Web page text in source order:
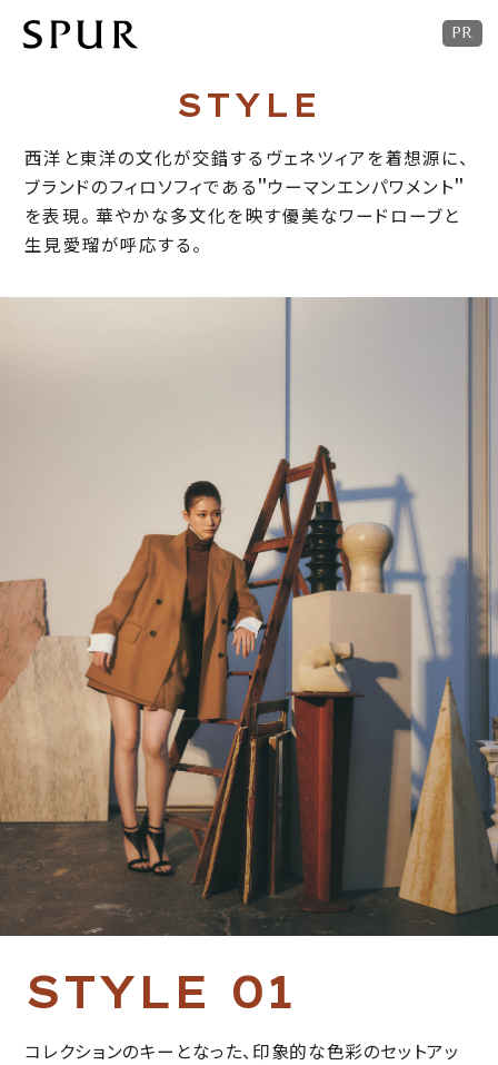
STYLE
西洋と東洋の文化が交錯するヴェネツィアを着想源に、
ブランドのフィロソフィである＂ウーマンエンパワメント＂
を表現。 華やかな多文化を映す優美なワードローブと
生見愛瑠が呼応する。
STYLE 01
コレクションのキーとなった、印象的な色彩のセットアッ